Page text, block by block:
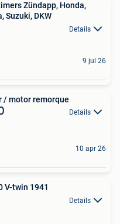
Zündapp, Honda,
Suzuki, DKW
Details
9 jul 26
/ motor remorque
Details
10 apr 26
V-twin 1941
Details